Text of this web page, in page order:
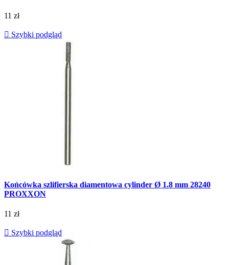
11 zł
 Szybki podgląd
Końcówka szlifierska diamentowa cylinder Ø 1.8 mm 28240
PROXXON
11 zł
 Szybki podgląd